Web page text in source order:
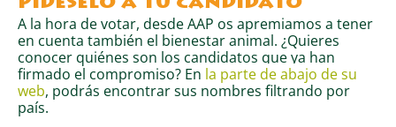
A la hora de votar, desde AAP os apremiamos a tener
en cuenta también el bienestar animal. ¿Quieres
conocer quiénes son los candidatos que ya han
firmado el compromiso? En la parte de abajo de su
web, podrás encontrar sus nombres filtrando por
país.